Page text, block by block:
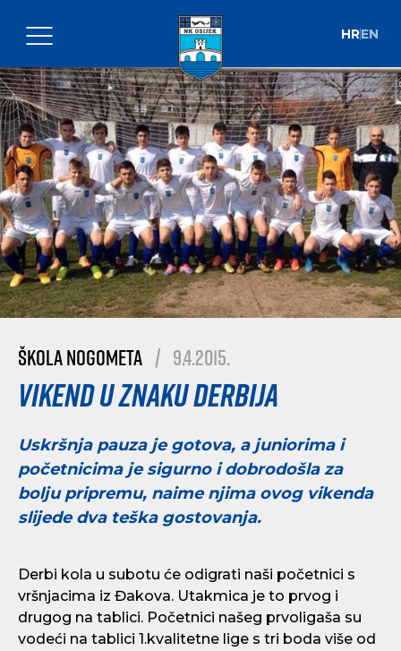
HREN
Škola nogometa | 9.4.2015.
Vikend u znaku derbija
Uskršnja pauza je gotova, a juniorima i
početnicima je sigurno i dobrodošla za
bolju pripremu, naime njima ovog vikenda
slijede dva teška gostovanja.
Derbi kola u subotu će odigrati naši početnici s
vršnjacima iz Đakova. Utakmica je to prvog i
drugog na tablici. Početnici našeg prvoligaša su
vodeći na tablici 1.kvalitetne lige s tri boda više od